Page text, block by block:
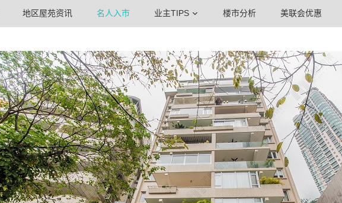
地区屋苑资讯 名人入市 业主TIPS 楼市分析 美联会优惠